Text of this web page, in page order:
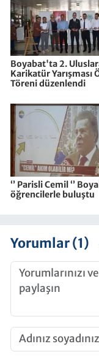
Boyabat'ta 2.
Karikatür Yarışması
Töreni düzenlendi
‘’ Parisli Cemil ‘’
öğrencilerle buluştu
Yorumlar (1)